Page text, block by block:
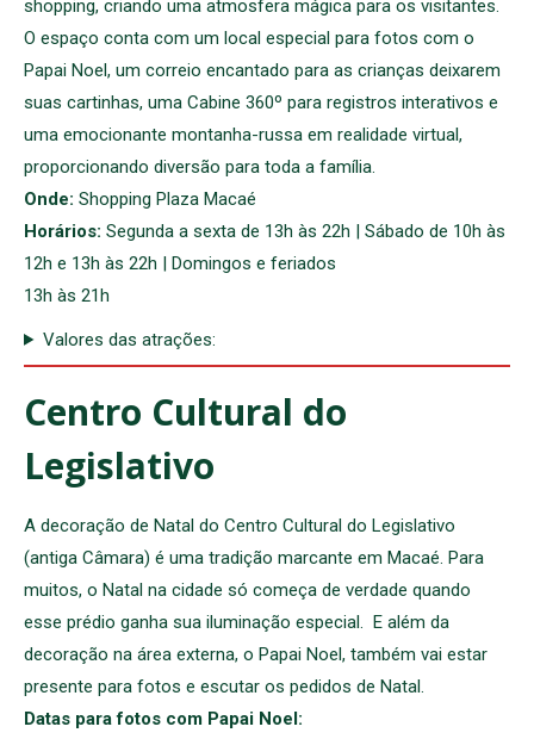
shopping, criando uma atmosfera mágica para os visitantes.
O espaço conta com um local especial para fotos com o
Papai Noel, um correio encantado para as crianças deixarem
suas cartinhas, uma Cabine 360º para registros interativos e
uma emocionante montanha-russa em realidade virtual,
proporcionando diversão para toda a família.
Onde: Shopping Plaza Macaé
Horários: Segunda a sexta de 13h às 22h | Sábado de 10h às
12h e 13h às 22h | Domingos e feriados
13h às 21h
Valores das atrações:
Centro Cultural do
Legislativo
A decoração de Natal do Centro Cultural do Legislativo
(antiga Câmara) é uma tradição marcante em Macaé. Para
muitos, o Natal na cidade só começa de verdade quando
esse prédio ganha sua iluminação especial. E além da
decoração na área externa, o Papai Noel, também vai estar
presente para fotos e escutar os pedidos de Natal.
Datas para fotos com Papai Noel: